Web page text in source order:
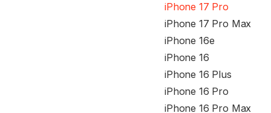
iPhone 17 Pro
iPhone 17 Pro Max
iPhone 16e
iPhone 16
iPhone 16 Plus
iPhone 16 Pro
iPhone 16 Pro Max